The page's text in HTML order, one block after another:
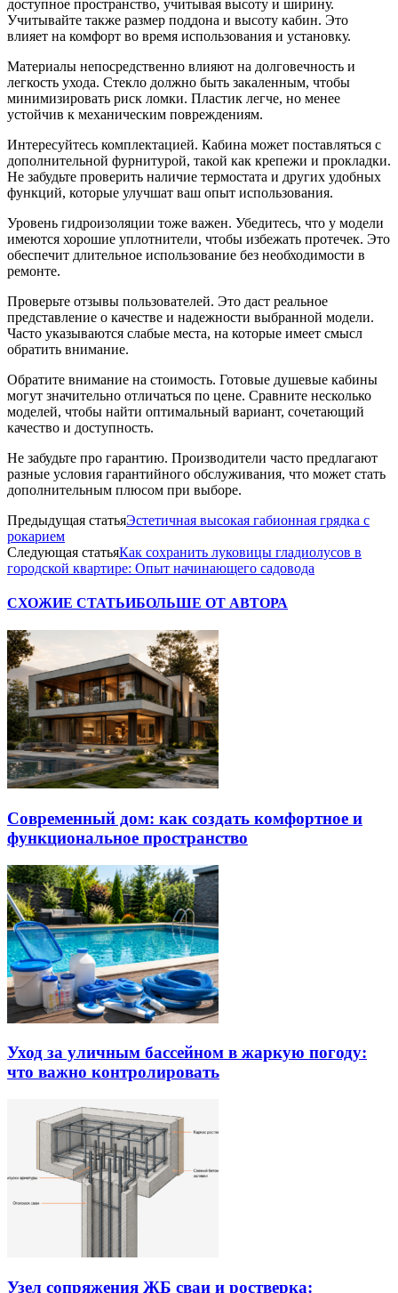
доступное пространство, учитывая высоту и ширину.
Учитывайте также размер поддона и высоту кабин. Это
влияет на комфорт во время использования и установку.
Материалы непосредственно влияют на долговечность и
легкость ухода. Стекло должно быть закаленным, чтобы
минимизировать риск ломки. Пластик легче, но менее
устойчив к механическим повреждениям.
Интересуйтесь комплектацией. Кабина может поставляться с
дополнительной фурнитурой, такой как крепежи и прокладки.
Не забудьте проверить наличие термостата и других удобных
функций, которые улучшат ваш опыт использования.
Уровень гидроизоляции тоже важен. Убедитесь, что у модели
имеются хорошие уплотнители, чтобы избежать протечек. Это
обеспечит длительное использование без необходимости в
ремонте.
Проверьте отзывы пользователей. Это даст реальное
представление о качестве и надежности выбранной модели.
Часто указываются слабые места, на которые имеет смысл
обратить внимание.
Обратите внимание на стоимость. Готовые душевые кабины
могут значительно отличаться по цене. Сравните несколько
моделей, чтобы найти оптимальный вариант, сочетающий
качество и доступность.
Не забудьте про гарантию. Производители часто предлагают
разные условия гарантийного обслуживания, что может стать
дополнительным плюсом при выборе.
Предыдущая статьяЭстетичная высокая габионная грядка с
рокарием
Следующая статьяКак сохранить луковицы гладиолусов в
городской квартире: Опыт начинающего садовода
СХОЖИЕ СТАТЬИБОЛЬШЕ ОТ АВТОРА
Современный дом: как создать комфортное и
функциональное пространство
Уход за уличным бассейном в жаркую погоду:
что важно контролировать
Узел сопряжения ЖБ сваи и ростверка: